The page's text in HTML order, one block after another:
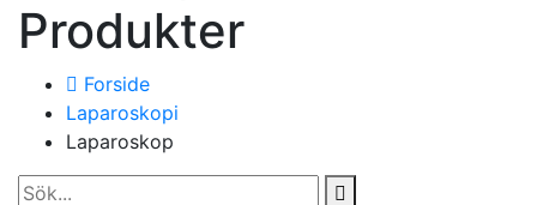
Produkter
Forside
Laparoskopi
Laparoskop